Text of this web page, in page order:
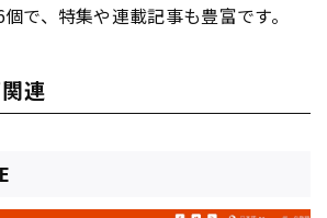
で、特集や連載記事も豊富です。
連